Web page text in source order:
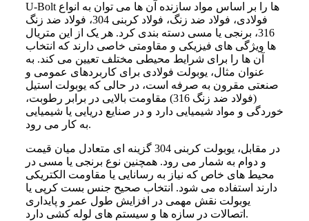
U-Bolt ها را بر اساس مواد سازنده آن ها می توان به انواع
فولادی، فولاد ضد زنگ، فولاد کربنی 304، فولاد ضد زنگ
316، برنجی یا مسی دسته بندی کرد. هر یک از این متریال‌
ها ویژگی‌ های فیزیکی و مقاومتی خاصی دارند که انتخاب
آن‌ ها را برای شرایط محیطی مختلف تعیین می‌ کند. به‌
عنوان‌ مثال، یوبولت فولادی برای کاربردهای عمومی و
صنعتی مقرون‌ به‌ صرفه است، در حالی‌ که یوبولت استیل
(فولاد ضد زنگ 316) مقاومت بالایی در برابر رطوبت،
خوردگی و مواد شیمیایی دارد و در صنایع دریایی یا شیمیایی
به‌ کار می‌ رود.
در مقابل، یوبولت کربنی 304 گزینه‌ ای متعادل میان قیمت
و دوام به شمار می‌ رود. همچنین نوع برنجی یا مسی در
محیط‌ های خاص که نیاز به رسانایی یا مقاومت الکتریکی
دارند استفاده می‌ شود. انتخاب صحیح جنس بست کرپی یا
یوبولت نقش مهمی در افزایش طول عمر و پایداری
اتصالات در سازه‌ ها و سیستم‌ های لوله‌ کشی دارد.